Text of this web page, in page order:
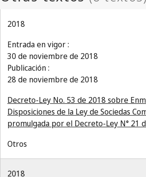
2018
Entrada en vigor :
30 de noviembre de 2018
Publicación :
28 de noviembre de 2018
Decreto-Ley No. 53 de 2018 sobre
Disposiciones de la Ley de Sociedas
promulgada por el Decreto-Ley N° 21
Otros
2018